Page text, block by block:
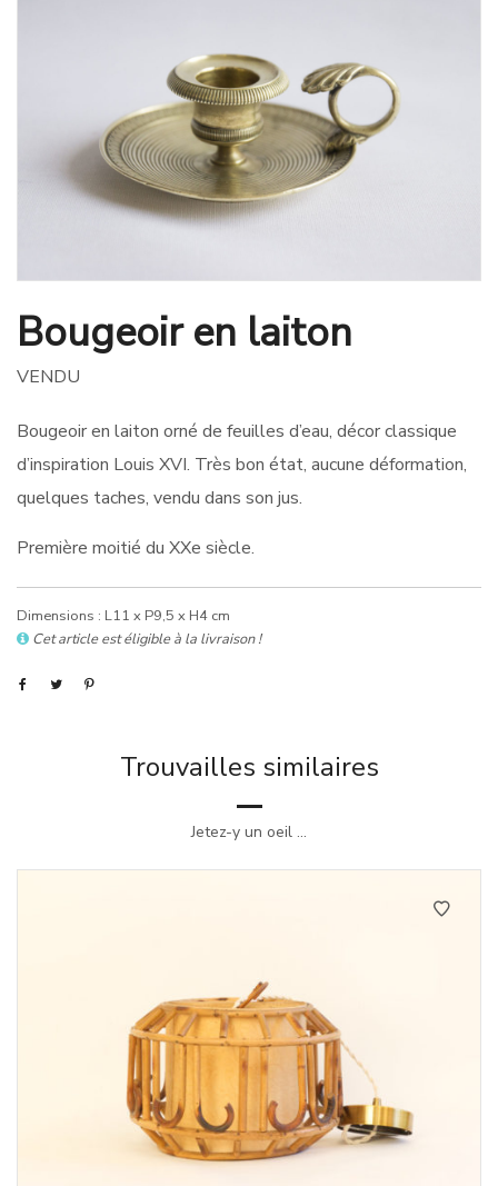
Bougeoir en laiton
VENDU
Bougeoir en laiton orné de feuilles d’eau, décor classique
d’inspiration Louis XVI. Très bon état, aucune déformation,
quelques taches, vendu dans son jus.
Première moitié du XXe siècle.
Dimensions : L11 x P9,5 x H4 cm
Cet article est éligible à la livraison !
Trouvailles similaires
Jetez-y un oeil ...